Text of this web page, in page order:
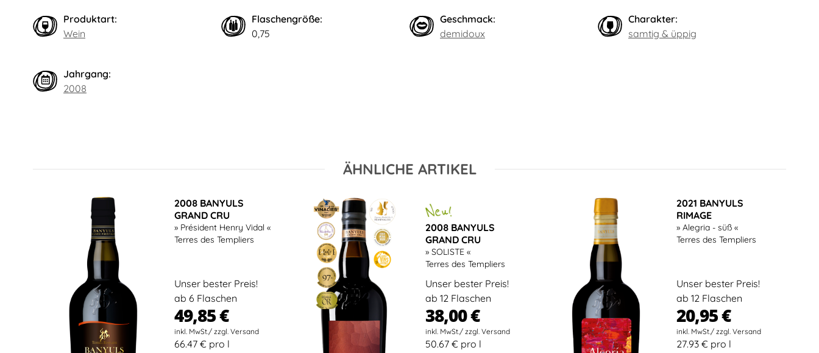
Produktart:
Wein
Flaschengröße:
0,75
Geschmack:
demidoux
Charakter:
samtig & üppig
Jahrgang:
2008
ÄHNLICHE ARTIKEL
2008 BANYULS
GRAND CRU
» Président Henry Vidal «
Terres des Templiers
Unser bester Preis!
ab 6 Flaschen
49,85 €
66.47 € pro l
2008 BANYULS
GRAND CRU
» SOLISTE «
Terres des Templiers
Unser bester Preis!
ab 12 Flaschen
38,00 €
50.67 € pro l
2021 BANYULS
RIMAGE
» Alegria - süß «
Terres des Templiers
Unser bester Preis!
ab 12 Flaschen
20,95 €
27.93 € pro l